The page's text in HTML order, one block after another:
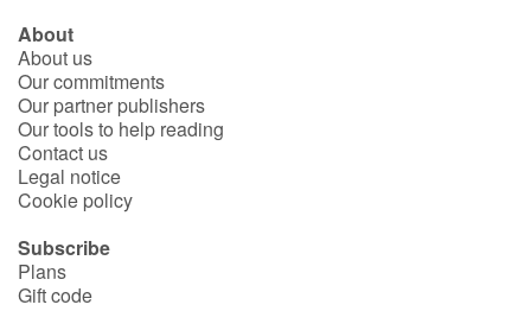
About
About us
Our commitments
Our partner publishers
Our tools to help reading
Contact us
Legal notice
Cookie policy
Subscribe
Plans
Gift code